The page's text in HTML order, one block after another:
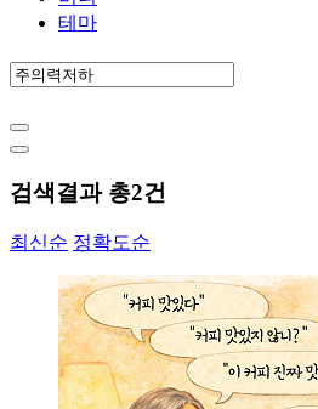
테마
검색결과 총2건
최신순 정확도순